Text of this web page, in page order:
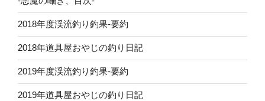
2018年度渓流釣り釣果-要約
2018年道具屋おやじの釣り日記
2019年度渓流釣り釣果-要約
2019年道具屋おやじの釣り日記